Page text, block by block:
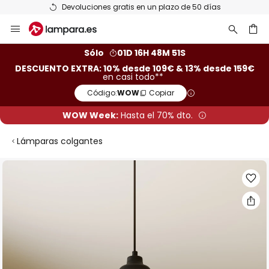
Devoluciones gratis en un plazo de 50 días
al
Sólo
01D 16H 48M 50S
DESCUENTO EXTRA: 10% desde 109€ & 13% desde 159€
en casi todo**
Código:WOW Copiar
WOW Week: Hasta el 70% dto.
Lámparas colgantes
Saltar
galería